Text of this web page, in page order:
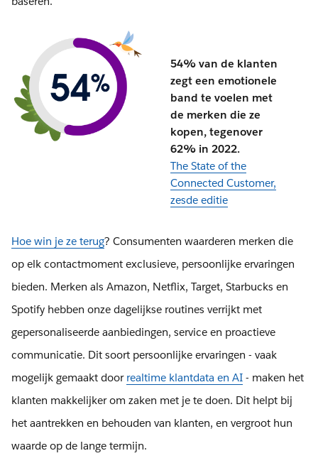
54% van de klanten
zegt een emotionele
band te voelen met
de merken die ze
kopen, tegenover
62% in 2022.
The State of the
Connected Customer,
zesde editie
Hoe win je ze terug? Consumenten waarderen merken die
op elk contactmoment exclusieve, persoonlijke ervaringen
bieden. Merken als Amazon, Netflix, Target, Starbucks en
Spotify hebben onze dagelijkse routines verrijkt met
gepersonaliseerde aanbiedingen, service en proactieve
communicatie. Dit soort persoonlijke ervaringen - vaak
mogelijk gemaakt door realtime klantdata en AI - maken het
klanten makkelijker om zaken met je te doen. Dit helpt bij
het aantrekken en behouden van klanten, en vergroot hun
waarde op de lange termijn.